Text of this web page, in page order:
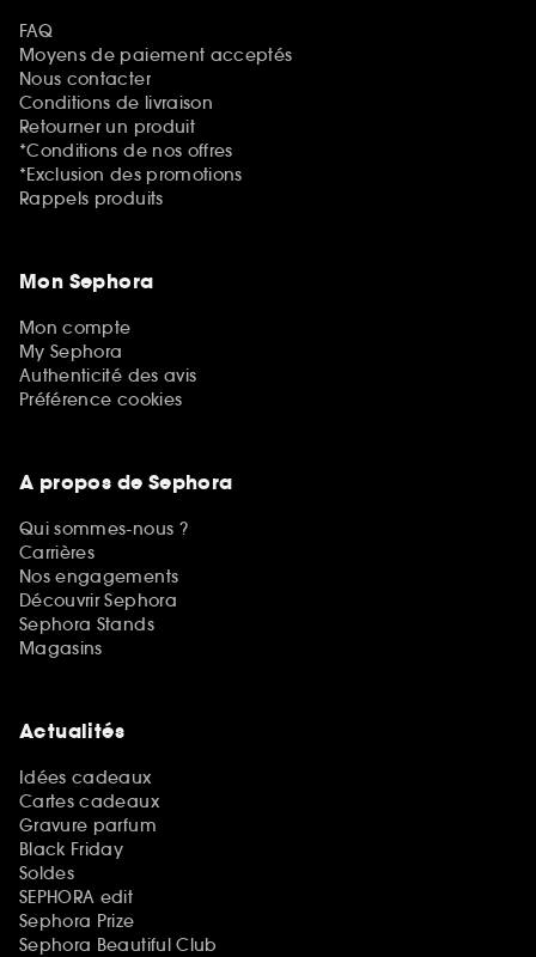
FAQ
Moyens de paiement acceptés
Nous contacter
Conditions de livraison
Retourner un produit
*Conditions de nos offres
*Exclusion des promotions
Rappels produits
Mon Sephora
Mon compte
My Sephora
Authenticité des avis
Préférence cookies
A propos de Sephora
Qui sommes-nous ?
Carrières
Nos engagements
Découvrir Sephora
Sephora Stands
Magasins
Actualités
Idées cadeaux
Cartes cadeaux
Gravure parfum
Black Friday
Soldes
SEPHORA edit
Sephora Prize
Sephora Beautiful Club